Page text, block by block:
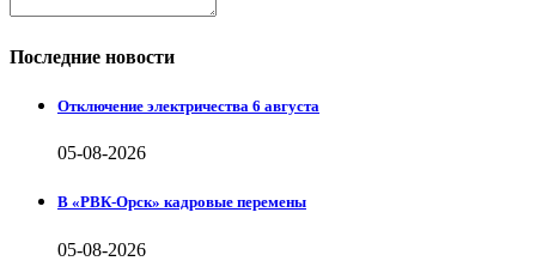
Последние новости
Отключение электричества 6 августа
05-08-2026
В «РВК-Орск» кадровые перемены
05-08-2026